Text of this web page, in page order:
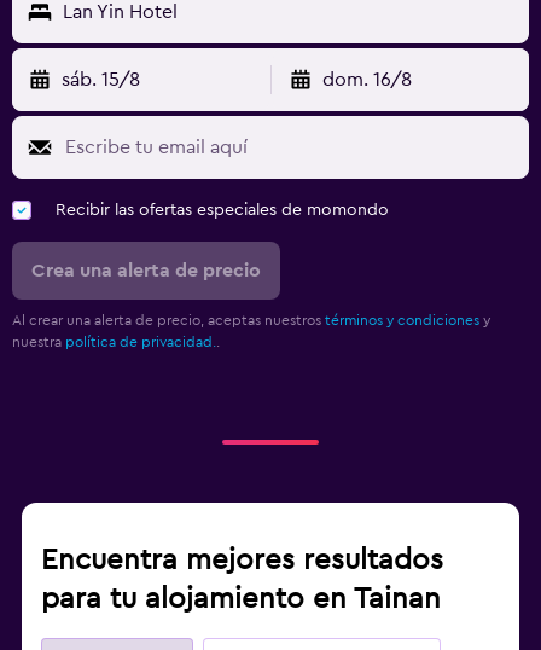
Lan Yin Hotel
sáb. 15/8 dom. 16/8
Recibir las ofertas especiales de momondo
Crea una alerta de precio
Al crear una alerta de precio, aceptas nuestros términos y condiciones y
nuestra política de privacidad.
Encuentra mejores resultados
para tu alojamiento en Tainan